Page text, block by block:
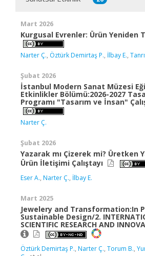
Mart 2026
Kurgusal Evrenler: Ürün Yeniden
Narter Ç., Öztürk Demirtaş P., İlbay E.,
Şubat 2026
İstanbul Modern Sanat Müzesi
Etkinlikler Bölümü:2026-2027
Programı "Tasarım ve İnsan"
Narter Ç.
Şubat 2026
Yazarak mı Çizerek mi? Üretken
Ürün İletişimi Çalıştayı
Eser A., Narter Ç., İlbay E.
Mart 2025
Jewelery and Transformation:In
Sustainable Design/2.
SCIENTIFIC RESEARCH AND
Öztürk Demirtaş P., Narter Ç., Torum B.,